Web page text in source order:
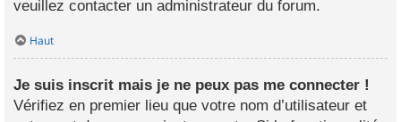
veuillez contacter un administrateur du forum.
Haut
Je suis inscrit mais je ne peux pas me connecter !
Vérifiez en premier lieu que votre nom d’utilisateur et